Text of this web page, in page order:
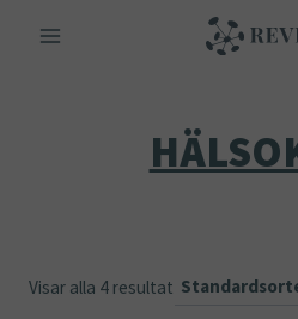
Visar alla 4 resultat